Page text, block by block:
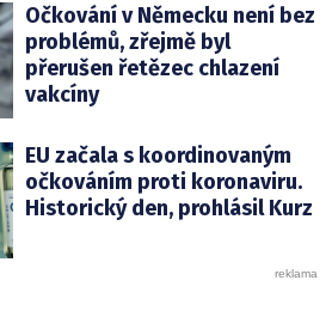
Očkování v Německu není bez
problémů, zřejmě byl
přerušen řetězec chlazení
vakcíny
EU začala s koordinovaným
očkováním proti koronaviru.
Historický den, prohlásil Kurz